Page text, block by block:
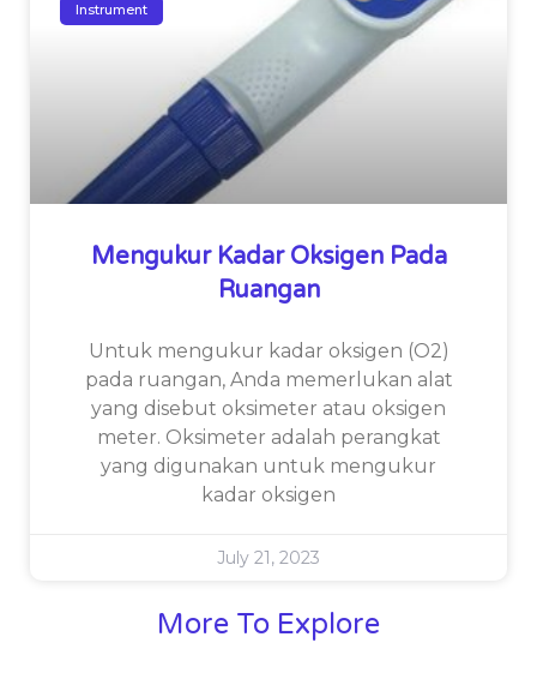
Instrument
Mengukur Kadar Oksigen Pada
Ruangan
Untuk mengukur kadar oksigen (O2)
pada ruangan, Anda memerlukan alat
yang disebut oksimeter atau oksigen
meter. Oksimeter adalah perangkat
yang digunakan untuk mengukur
kadar oksigen
July 21, 2023
More To Explore